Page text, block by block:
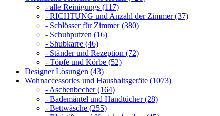
- alle Reinigungs (117)
- RICHTUNG und Anzahl der Zimmer (37)
- Schlösser für Zimmer (380)
- Schuhputzen (16)
- Shubkarre (46)
- Ständer und Rezeption (72)
- Töpfe und Körbe (52)
Designer Lösungen (43)
Wohnaccessories und Haushaltsgeräte (1073)
- Aschenbecher (164)
- Bademäntel und Handtücher (28)
- Bettwäsche (255)